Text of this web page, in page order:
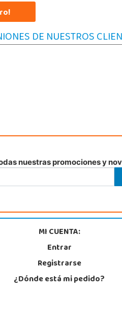
DE NUESTROS
nuestras promociones y
MI CUENTA:
Entrar
Registrarse
¿Dónde está mi pedido?